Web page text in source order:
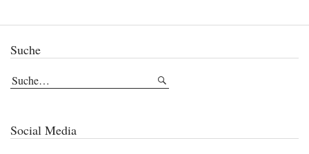
Suche
Social Media